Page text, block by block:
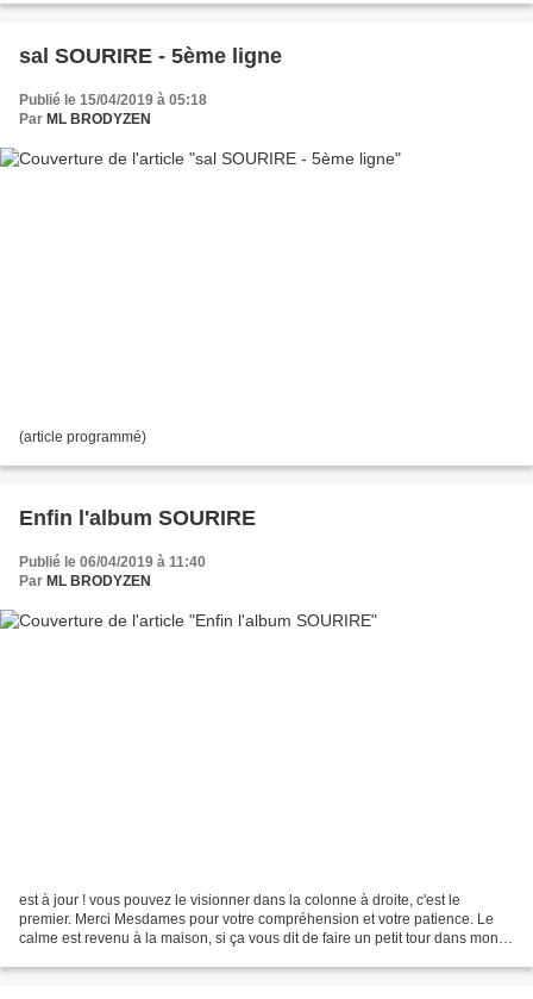
sal SOURIRE - 5ème ligne
Publié le 15/04/2019 à 05:18
Par ML BRODYZEN
(article programmé)
Enfin l'album SOURIRE
Publié le 06/04/2019 à 11:40
Par ML BRODYZEN
est à jour ! vous pouvez le visionner dans la colonne à droite, c'est le
premier. Merci Mesdames pour votre compréhension et votre patience. Le
calme est revenu à la maison, si ça vous dit de faire un petit tour dans mon